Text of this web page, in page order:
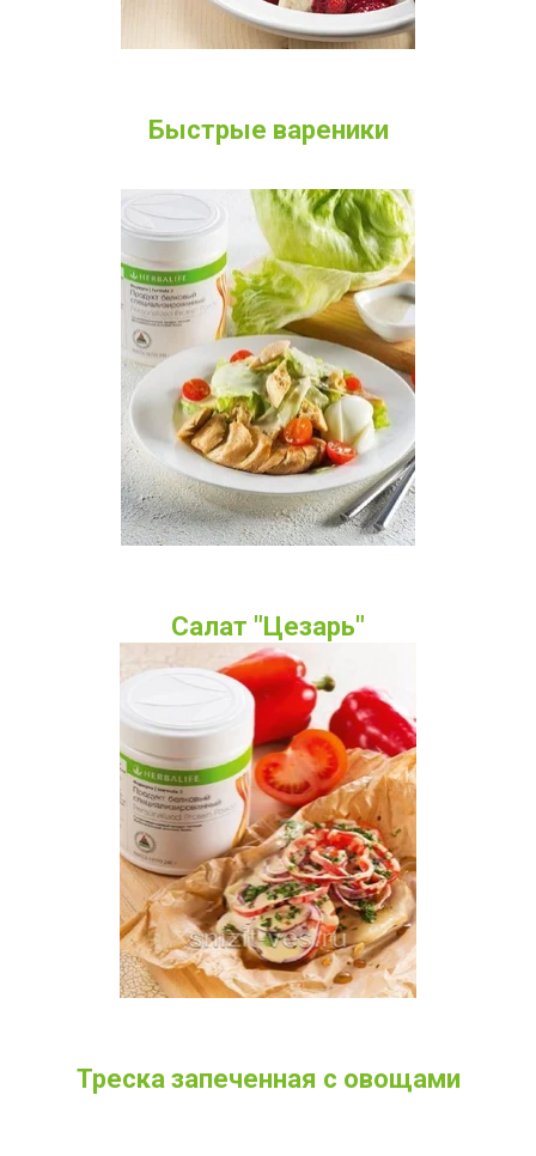
Быстрые вареники
Салат "Цезарь"
Треска запеченная с овощами